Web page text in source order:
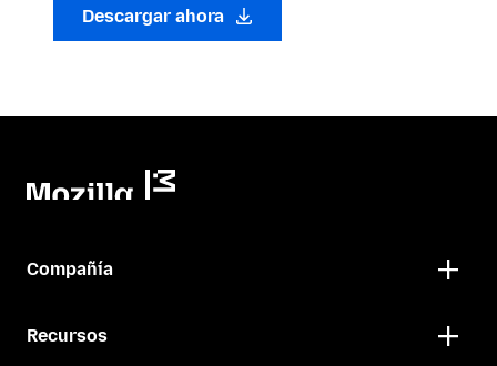
Descargar ahora
Compañía
Recursos